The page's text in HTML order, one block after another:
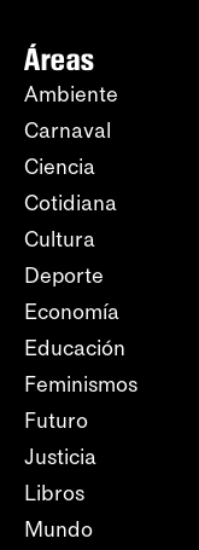
Áreas
Ambiente
Carnaval
Ciencia
Cotidiana
Cultura
Deporte
Economía
Educación
Feminismos
Futuro
Justicia
Libros
Mundo